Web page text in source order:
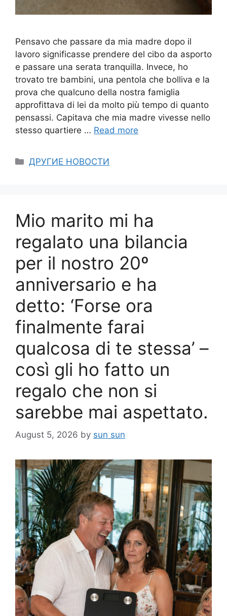
Pensavo che passare da mia madre dopo il
lavoro significasse prendere del cibo da asporto
e passare una serata tranquilla. Invece, ho
trovato tre bambini, una pentola che bolliva e la
prova che qualcuno della nostra famiglia
approfittava di lei da molto più tempo di quanto
pensassi. Capitava che mia madre vivesse nello
stesso quartiere … Read more
Categories
ДРУГИЕ НОВОСТИ
Mio marito mi ha
regalato una bilancia
per il nostro 20º
anniversario e ha
detto: ‘Forse ora
finalmente farai
qualcosa di te stessa’ –
così gli ho fatto un
regalo che non si
sarebbe mai aspettato.
August 5, 2026 by sun sun